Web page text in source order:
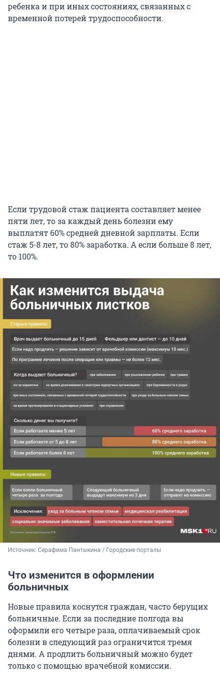
ребенка и при иных состояниях, связанных с
временной потерей трудоспособности.
Если трудовой стаж пациента составляет менее
пяти лет, то за каждый день болезни ему
выплатят 60% средней дневной зарплаты. Если
стаж 5-8 лет, то 80% заработка. А если больше 8 лет,
то 100%.
Источник: Серафима Пантыкина / Городские порталы
Что изменится в оформлении
больничных
Новые правила коснутся граждан, часто берущих
больничные. Если за последние полгода вы
оформили его четыре раза, оплачиваемый срок
болезни в следующий раз ограничится тремя
днями. А продлить больничный можно будет
только с помощью врачебной комиссии.